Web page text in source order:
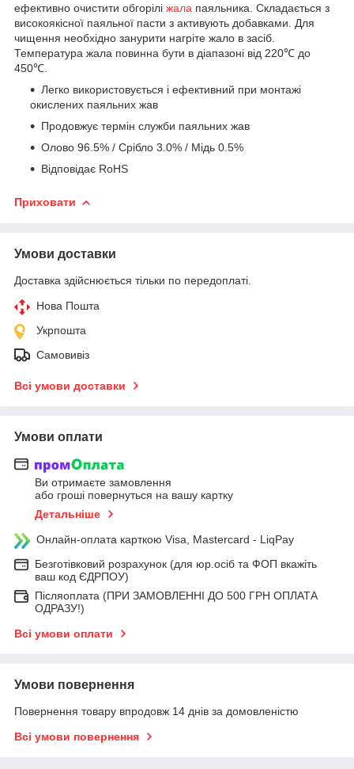
ефективно очистити обгорілі жала паяльника. Складається з
високоякісної паяльної пасти з активують добавками. Для
чищення необхідно занурити нагріте жало в засіб.
Температура жала повинна бути в діапазоні від 220℃ до
450℃.
Легко використовується і ефективний при монтажі
окислених паяльних жав
Продовжує термін служби паяльних жав
Олово 96.5% / Срібло 3.0% / Мідь 0.5%
Відповідає RoHS
Приховати
Умови доставки
Доставка здійснюється тільки по передоплаті.
Нова Пошта
Укрпошта
Самовивіз
Всі умови доставки
Умови оплати
Ви отримаєте замовлення
або гроші повернуться на вашу картку
Детальніше
Онлайн-оплата карткою Visa, Mastercard - LiqPay
Безготівковий розрахунок (для юр.осіб та ФОП вкажіть
ваш код ЄДРПОУ)
Післяоплата (ПРИ ЗАМОВЛЕННІ ДО 500 ГРН ОПЛАТА
ОДРАЗУ!)
Всі умови оплати
Умови повернення
Повернення товару впродовж 14 днів за домовленістю
Всі умови повернення